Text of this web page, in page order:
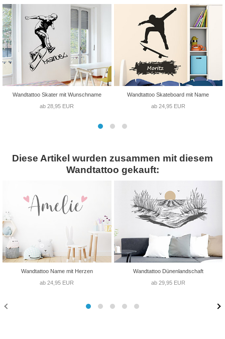
Wandtattoo Skater mit Wunschname
ab 28,95 EUR
Wandtattoo Skateboard mit Name
ab 24,95 EUR
Diese Artikel wurden zusammen mit diesem
Wandtattoo gekauft:
Wandtattoo Name mit Herzen
ab 24,95 EUR
Wandtattoo Dünenlandschaft
ab 29,95 EUR